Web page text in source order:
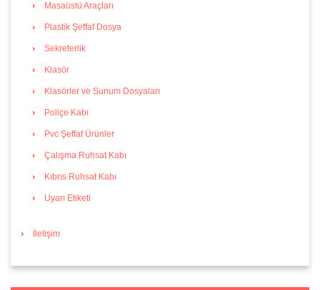
Masaüstü Araçları
Plastik Şeffaf Dosya
Sekreterlik
Klasör
Klasörler ve Sunum Dosyaları
Poliçe Kabı
Pvc Şeffaf Ürünler
Çalışma Ruhsat Kabı
Kıbrıs Ruhsat Kabı
Uyarı Etiketi
İletişim